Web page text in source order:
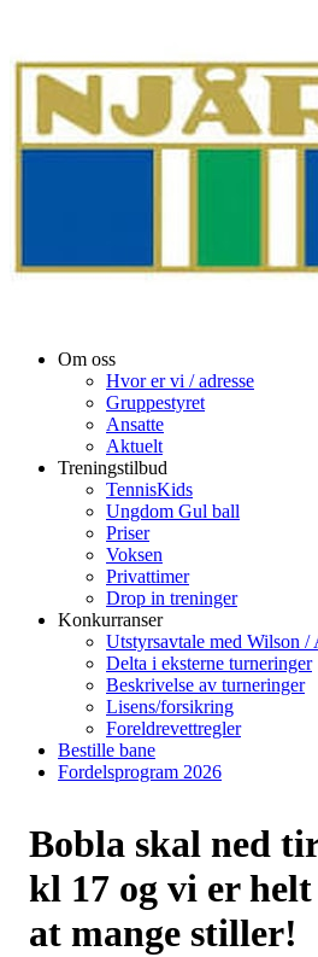
Om oss
Hvor er vi / adresse
Gruppestyret
Ansatte
Aktuelt
Treningstilbud
TennisKids
Ungdom Gul ball
Priser
Voksen
Privattimer
Drop in treninger
Konkurranser
Utstyrsavtale med Wilson /
Delta i eksterne turneringer
Beskrivelse av turneringer
Lisens/forsikring
Foreldrevettregler
Bestille bane
Fordelsprogram 2026
Bobla skal ned
kl 17 og vi er
at mange stiller!